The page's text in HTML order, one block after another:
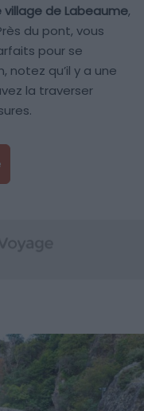
village de Labeaume,
du pont, vous
pour se
qu’il y a une
la traverser